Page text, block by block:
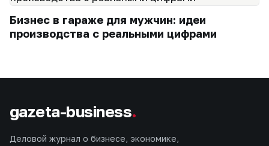
Бизнес в гараже для мужчин: идеи
производства с реальными цифрами
gazeta-business.
Деловой журнал о бизнесе, экономике,